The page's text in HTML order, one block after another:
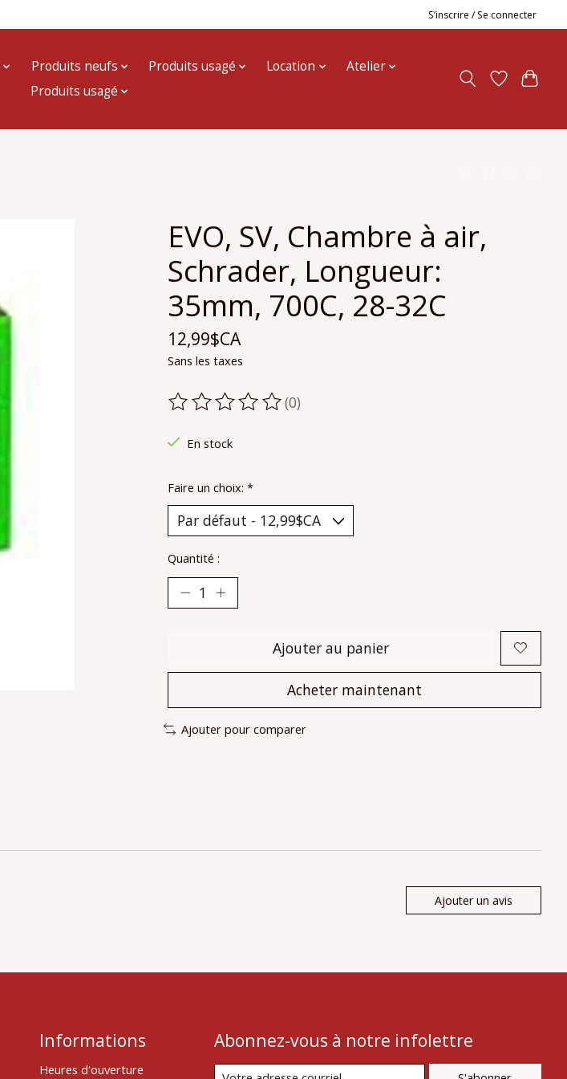
S’inscrire / Se connecter
Produits neufs Produits usagé Location
Atelier
Produits usagé
EVO, SV, Chambre à air,
Schrader, Longueur:
35mm, 700C, 28-32C
12,99$CA
Sans les taxes
Ce produit est évalué à
(0)
En stock
Faire un choix: *
Quantité :
Ajouter au panier
Acheter maintenant
Ajouter pour comparer
Ajouter un avis
Informations
Heures d'ouverture
Abonnez-vous à notre infolettre